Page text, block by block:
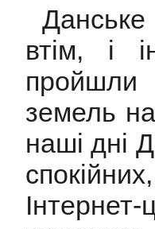
втім, і
пройшли
земель
наші дні